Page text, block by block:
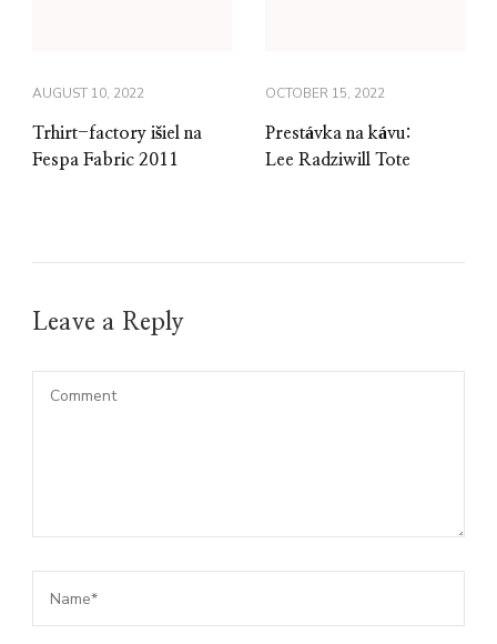
AUGUST 10, 2022
Trhirt-factory išiel na
Fespa Fabric 2011
OCTOBER 15, 2022
Prestávka na kávu:
Lee Radziwill Tote
Leave a Reply